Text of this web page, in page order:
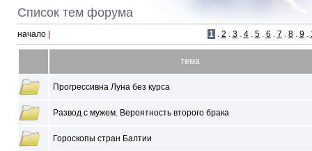
Список тем форума
начало 1 . 2 . 3 . 4 . 5 . 6 . 7 . 8 . 9 .
тема
Прогрессивна Луна без курса
Развод с мужем. Вероятность второго брака
Гороскопы стран Балтии